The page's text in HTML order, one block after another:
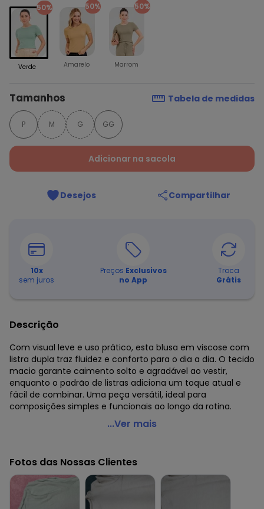
50%
Verde
50%
Amarelo
50%
Marrom
Tamanhos Tabela de medidas
P M G GG
Adicionar na sacola
Desejos Compartilhar
10x
sem juros
Preços Exclusivos
no App
Troca
Grátis
Descrição
Com visual leve e uso prático, esta blusa em viscose com
listra dupla traz fluidez e conforto para o dia a dia. O tecido
macio garante caimento solto e agradável ao vestir,
enquanto o padrão de listras adiciona um toque atual e
fácil de combinar. Uma peça versátil, ideal para
composições simples e funcionais ao longo da rotina.
Cativa - Blusa em Viscose Verde
Comprimento da Manga: Curta
Decote Frente : Redondo
Fornecedor: CATIVA TEXTIL IND. E COM. LTDA / CNPJ
80.959.513/0001-63
Feito: Brasil
...Ver mais
Fotos das Nossas Clientes